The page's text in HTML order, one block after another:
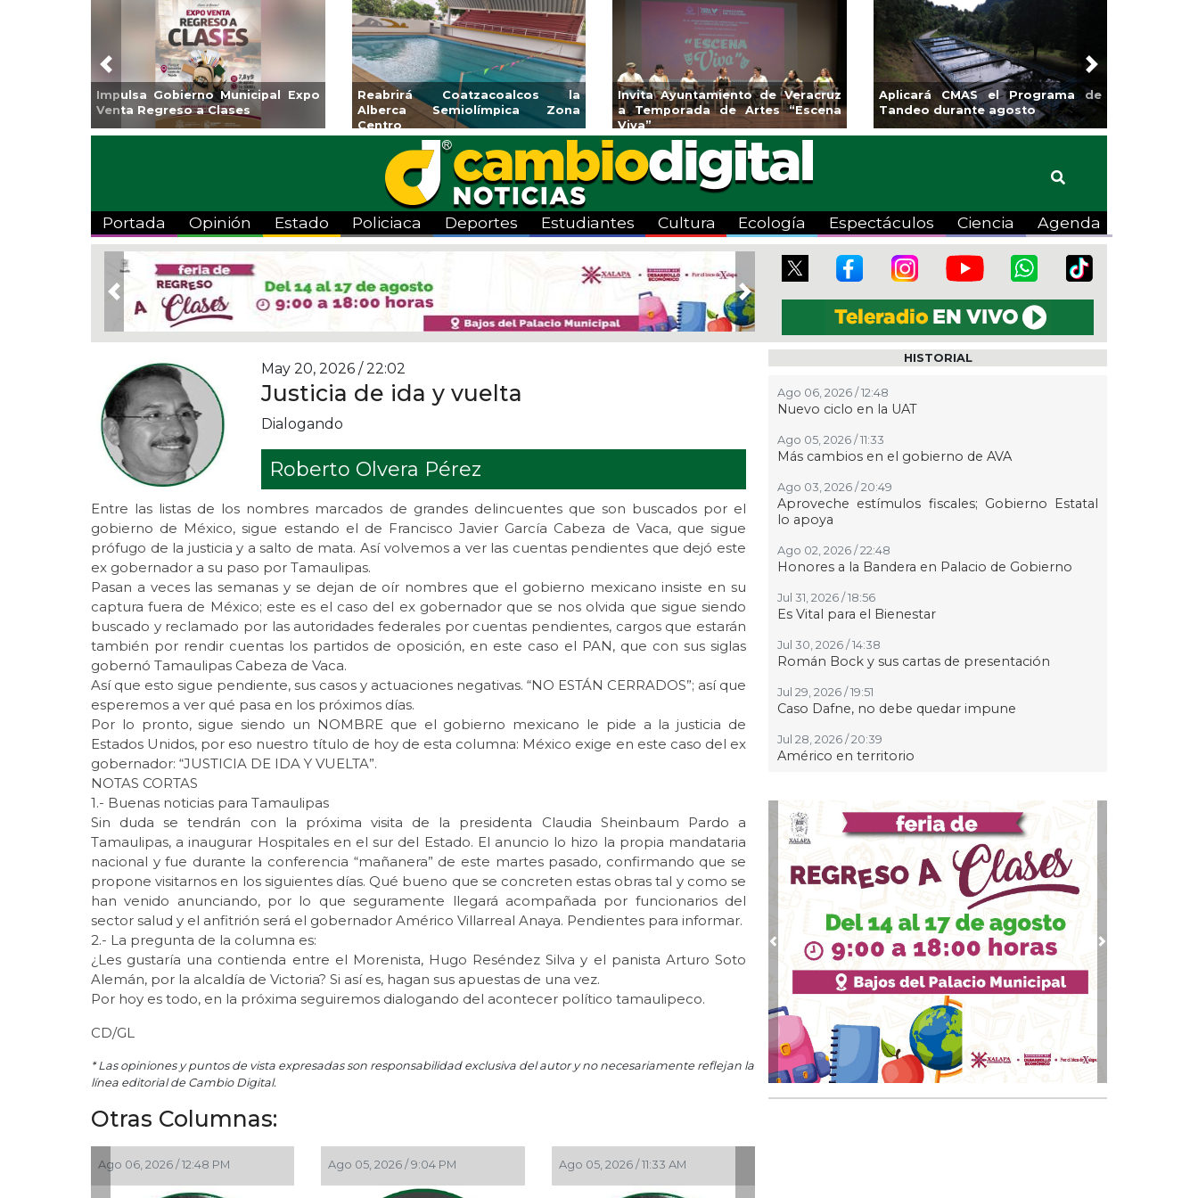
Impulsa Gobierno Municipal Expo
Venta Regreso a Clases
Reabrirá Coatzacoalcos la
Alberca Semiolímpica Zona
Centro
Invita Ayuntamiento de Veracruz
a Temporada de Artes “Escena
Viva”
Aplicará CMAS el Programa de
Tandeo durante agosto
Previous Next
Portada Opinión Estado Policiaca Deportes Estudiantes Cultura Ecología Espectáculos Ciencia Agenda
Previous Next
May 20, 2026 / 22:02
Justicia de ida y vuelta
Dialogando
Roberto Olvera Pérez
Entre las listas de los nombres marcados de grandes delincuentes que son buscados por el
gobierno de México, sigue estando el de Francisco Javier García Cabeza de Vaca, que sigue
prófugo de la justicia y a salto de mata. Así volvemos a ver las cuentas pendientes que dejó este
ex gobernador a su paso por Tamaulipas.
Pasan a veces las semanas y se dejan de oír nombres que el gobierno mexicano insiste en su
captura fuera de México; este es el caso del ex gobernador que se nos olvida que sigue siendo
buscado y reclamado por las autoridades federales por cuentas pendientes, cargos que estarán
también por rendir cuentas los partidos de oposición, en este caso el PAN, que con sus siglas
gobernó Tamaulipas Cabeza de Vaca.
Así que esto sigue pendiente, sus casos y actuaciones negativas. “NO ESTÁN CERRADOS”; así que
esperemos a ver qué pasa en los próximos días.
Por lo pronto, sigue siendo un NOMBRE que el gobierno mexicano le pide a la justicia de
Estados Unidos, por eso nuestro título de hoy de esta columna: México exige en este caso del ex
gobernador: “JUSTICIA DE IDA Y VUELTA”.
NOTAS CORTAS
1.- Buenas noticias para Tamaulipas
Sin duda se tendrán con la próxima visita de la presidenta Claudia Sheinbaum Pardo a
Tamaulipas, a inaugurar Hospitales en el sur del Estado. El anuncio lo hizo la propia mandataria
nacional y fue durante la conferencia “mañanera” de este martes pasado, confirmando que se
propone visitarnos en los siguientes días. Qué bueno que se concreten estas obras tal y como se
han venido anunciando, por lo que seguramente llegará acompañada por funcionarios del
sector salud y el anfitrión será el gobernador Américo Villarreal Anaya. Pendientes para informar.
2.- La pregunta de la columna es:
¿Les gustaría una contienda entre el Morenista, Hugo Reséndez Silva y el panista Arturo Soto
Alemán, por la alcaldía de Victoria? Si así es, hagan sus apuestas de una vez.
Por hoy es todo, en la próxima seguiremos dialogando del acontecer político tamaulipeco.
CD/GL
* Las opiniones y puntos de vista expresadas son responsabilidad exclusiva del autor y no necesariamente reflejan la
línea editorial de Cambio Digital.
Otras Columnas:
Ago 06, 2026 / 12:48 PM Ago 05, 2026 / 9:04 PM Ago 05, 2026 / 11:33 AM
HISTORIAL
Ago 06, 2026 / 12:48
Nuevo ciclo en la UAT
Ago 05, 2026 / 11:33
Más cambios en el gobierno de AVA
Ago 03, 2026 / 20:49
Aproveche estímulos fiscales; Gobierno Estatal
lo apoya
Ago 02, 2026 / 22:48
Honores a la Bandera en Palacio de Gobierno
Jul 31, 2026 / 18:56
Es Vital para el Bienestar
Jul 30, 2026 / 14:38
Román Bock y sus cartas de presentación
Jul 29, 2026 / 19:51
Caso Dafne, no debe quedar impune
Jul 28, 2026 / 20:39
Américo en territorio
Ariadna Montiel en Tamaulipas
Jul 24, 2026 / 21:11
Olga Sosa muy movida por Tamaulipas
Jul 23, 2026 / 09:48
409 Aniversario de Jaumave, fiesta en grande
Jul 20, 2026 / 19:41
Jaumave y Tula estarán de fiesta, celebraran su
409 aniversario
Jul 19, 2026 / 21:07
Américo por la frontera norte este lunes y
martes
Jul 14, 2026 / 20:40
Entrega UNT nuevas y nuevos profesionales
Jul 13, 2026 / 23:27
Previous Next